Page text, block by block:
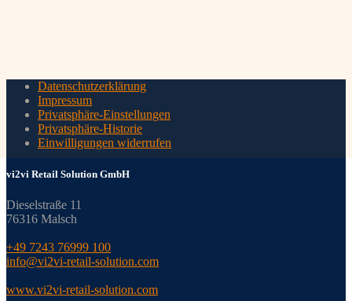
Datenschutzerklärung
Impressum
Privatsphäre-Einstellungen
Privatsphäre-Historie
Einwilligungen widerrufen
vi2vi Retail Solution GmbH
Dieselstraße 11
76316 Malsch
+49 7243 76999 100
info@vi2vi-retail-solution.com
www.vi2vi-retail-solution.com